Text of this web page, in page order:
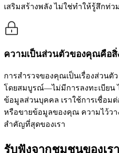
เสริมสร้างพลัง ไม่ใช่ทำให้รู้สึกท่ว
ความเป็นส่วนตัวของคุณคือสิ่
การสำรวจของคุณเป็นเรื่องส่วน
โดยสมบูรณ์—ไม่มีการลงทะเบียน
ข้อมูลส่วนบุคคล เราใช้การเชื่อม
หรือขายข้อมูลของคุณ ความไว้ว
สำคัญที่สุดของเรา
รับฟังจากชุมชนของเรา